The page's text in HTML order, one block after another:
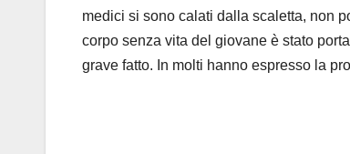
medici si sono calati dalla scaletta, non
corpo senza vita del giovane è stato
grave fatto. In molti hanno espresso la